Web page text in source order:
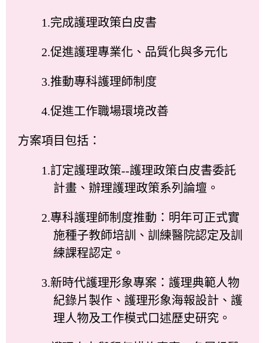
1.完成護理政策白皮書
2.促進護理專業化、品質化與多元化
3.推動專科護理師制度
4.促進工作職場環境改善
方案項目包括：
1.訂定護理政策--護理政策白皮書委託
計畫、辦理護理政策系列論壇。
2.專科護理師制度推動：明年可正式實
施種子教師培訓、訓練醫院認定及訓
練課程認定。
3.新時代護理形象專案：護理典範人物
紀錄片製作、護理形象海報設計、護
理人物及工作模式口述歷史研究。